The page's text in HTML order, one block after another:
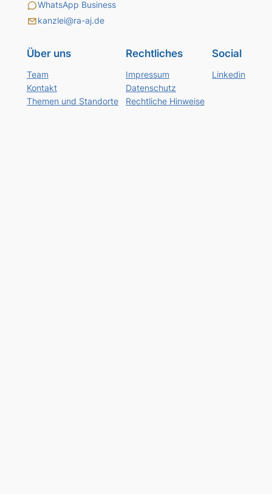
WhatsApp Business
kanzlei@ra-aj.de
Über uns
Team
Kontakt
Themen und Standorte
Rechtliches
Impressum
Datenschutz
Rechtliche Hinweise
Social
Linkedin